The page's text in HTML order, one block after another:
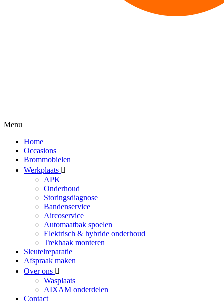
Menu
Home
Occasions
Brommobielen
Werkplaats
APK
Onderhoud
Storingsdiagnose
Bandenservice
Aircoservice
Automaatbak spoelen
Elektrisch & hybride onderhoud
Trekhaak monteren
Sleutelreparatie
Afspraak maken
Over ons
Wasplaats
AIXAM onderdelen
Contact